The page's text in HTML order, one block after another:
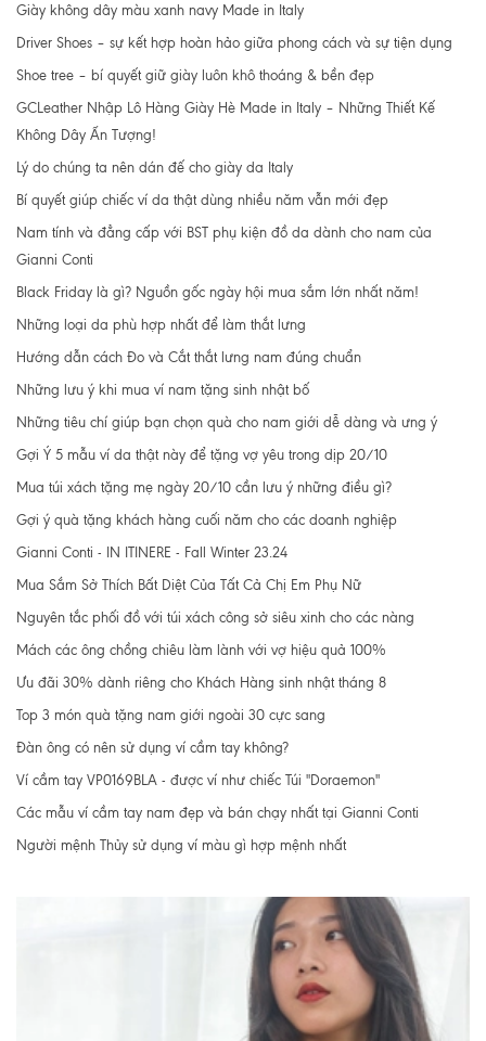
Giày không dây màu xanh navy Made in Italy
Driver Shoes – sự kết hợp hoàn hảo giữa phong cách và sự tiện dụng
Shoe tree – bí quyết giữ giày luôn khô thoáng & bền đẹp
GCLeather Nhập Lô Hàng Giày Hè Made in Italy – Những Thiết Kế
Không Dây Ấn Tượng!
Lý do chúng ta nên dán đế cho giày da Italy
Bí quyết giúp chiếc ví da thật dùng nhiều năm vẫn mới đẹp
Nam tính và đẳng cấp với BST phụ kiện đồ da dành cho nam của
Gianni Conti
Black Friday là gì? Nguồn gốc ngày hội mua sắm lớn nhất năm!
Những loại da phù hợp nhất để làm thắt lưng
Hướng dẫn cách Đo và Cắt thắt lưng nam đúng chuẩn
Những lưu ý khi mua ví nam tặng sinh nhật bố
Những tiêu chí giúp bạn chọn quà cho nam giới dễ dàng và ưng ý
Gợi Ý 5 mẫu ví da thật này để tặng vợ yêu trong dịp 20/10
Mua túi xách tặng mẹ ngày 20/10 cần lưu ý những điều gì?
Gợi ý quà tặng khách hàng cuối năm cho các doanh nghiệp
Gianni Conti - IN ITINERE - Fall Winter 23.24
Mua Sắm Sở Thích Bất Diệt Của Tất Cả Chị Em Phụ Nữ
Nguyên tắc phối đồ với túi xách công sở siêu xinh cho các nàng
Mách các ông chồng chiêu làm lành với vợ hiệu quả 100%
Ưu đãi 30% dành riêng cho Khách Hàng sinh nhật tháng 8
Top 3 món quà tặng nam giới ngoài 30 cực sang
Đàn ông có nên sử dụng ví cầm tay không?
Ví cầm tay VP0169BLA - được ví như chiếc Túi "Doraemon"
Các mẫu ví cầm tay nam đẹp và bán chạy nhất tại Gianni Conti
Người mệnh Thủy sử dụng ví màu gì hợp mệnh nhất